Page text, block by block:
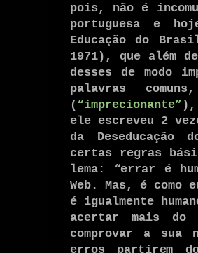
pois, não é
portuguesa e
Educação do
1971), que além
desses de modo
palavras
( “imprecionante” ),
ele escreveu 2
da Deseducação
certas regras
lema: “errar é
Web. Mas, é como
é igualmente
acertar mais do
comprovar a sua
erros partirem